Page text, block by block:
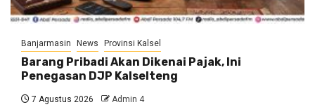
Banjarmasin News Provinsi Kalsel
Barang Pribadi Akan Dikenai Pajak, Ini
Penegasan DJP Kalselteng
7 Agustus 2026 Admin 4